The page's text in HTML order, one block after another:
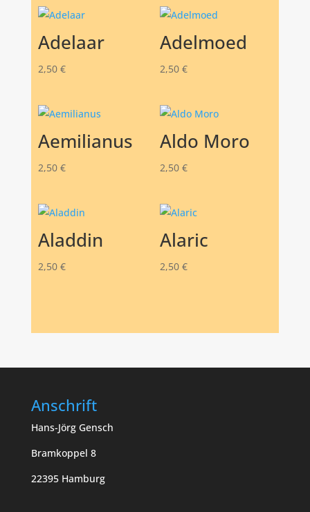
Adelaar
2,50 €
Adelmoed
2,50 €
Aemilianus
2,50 €
Aldo Moro
2,50 €
Aladdin
2,50 €
Alaric
2,50 €
Anschrift
Hans-Jörg Gensch
Bramkoppel 8
22395 Hamburg